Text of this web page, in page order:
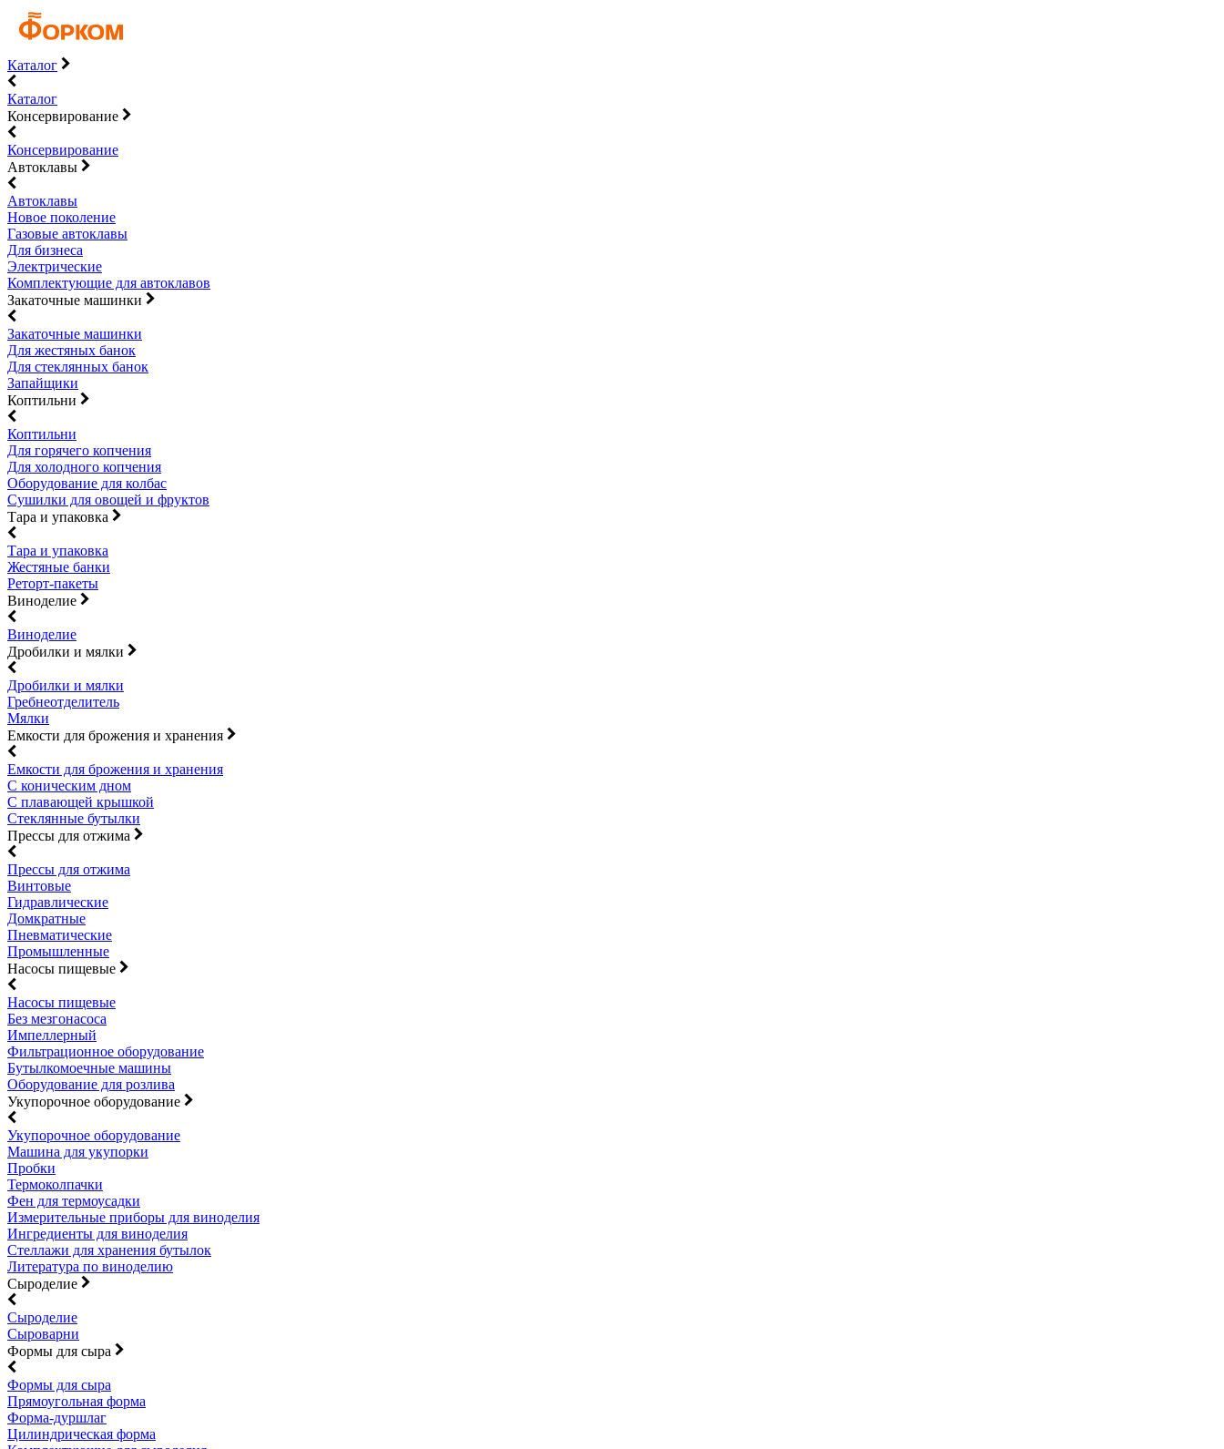
Каталог
Каталог
Консервирование
Консервирование
Автоклавы
Автоклавы
Новое поколение
Газовые автоклавы
Для бизнеса
Электрические
Комплектующие для автоклавов
Закаточные машинки
Закаточные машинки
Для жестяных банок
Для стеклянных банок
Запайщики
Коптильни
Коптильни
Для горячего копчения
Для холодного копчения
Оборудование для колбас
Сушилки для овощей и фруктов
Тара и упаковка
Тара и упаковка
Жестяные банки
Реторт-пакеты
Виноделие
Виноделие
Дробилки и мялки
Дробилки и мялки
Гребнеотделитель
Мялки
Емкости для брожения и хранения
Емкости для брожения и хранения
С коническим дном
С плавающей крышкой
Стеклянные бутылки
Прессы для отжима
Прессы для отжима
Винтовые
Гидравлические
Домкратные
Пневматические
Промышленные
Насосы пищевые
Насосы пищевые
Без мезгонасоса
Импеллерный
Фильтрационное оборудование
Бутылкомоечные машины
Оборудование для розлива
Укупорочное оборудование
Укупорочное оборудование
Машина для укупорки
Пробки
Термоколпачки
Фен для термоусадки
Измерительные приборы для виноделия
Ингредиенты для виноделия
Стеллажи для хранения бутылок
Литература по виноделию
Сыроделие
Сыроделие
Сыроварни
Формы для сыра
Формы для сыра
Прямоугольная форма
Форма-дуршлаг
Цилиндрическая форма